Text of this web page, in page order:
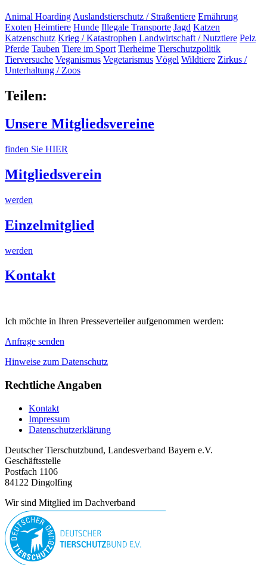
Animal Hoarding Auslandstierschutz / Straßentiere Ernährung
Exoten Heimtiere Hunde Illegale Transporte Jagd Katzen
Katzenschutz Krieg / Katastrophen Landwirtschaft / Nutztiere Pelz
Pferde Tauben Tiere im Sport Tierheime Tierschutzpolitik
Tierversuche Veganismus Vegetarismus Vögel Wildtiere Zirkus /
Unterhaltung / Zoos
Teilen:
Unsere Mitgliedsvereine
finden Sie HIER
Mitgliedsverein
werden
Einzelmitglied
werden
Kontakt
Ich möchte in Ihren Presseverteiler aufgenommen werden:
Anfrage senden
Hinweise zum Datenschutz
Rechtliche Angaben
Kontakt
Impressum
Datenschutzerklärung
Deutscher Tierschutzbund, Landesverband Bayern e.V.
Geschäftsstelle
Postfach 1106
84122 Dingolfing
Wir sind Mitglied im Dachverband